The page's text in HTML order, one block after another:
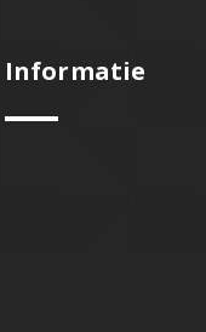
Informatie